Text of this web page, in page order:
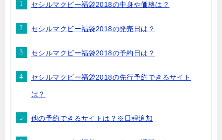
セシルマクビー福袋2018の中身や価格は？
セシルマクビー福袋2018の発売日は？
セシルマクビー福袋2018の予約日は？
セシルマクビー福袋2018の先行予約できるサイト
は？
他の予約できるサイトは？※日程追加